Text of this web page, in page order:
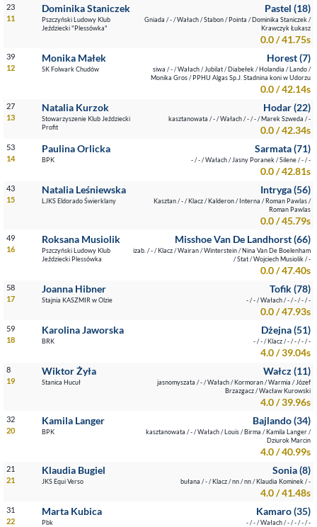
23
11
Dominika Staniczek
Pszczyński Ludowy Klub
Jeździecki "Plessówka"
Pastel (18)
Gniada / - / Wałach / Stabon / Pointa / Dominika Staniczek /
Krawczyk Łukasz
0.0 / 41.75s
39
12
Monika Małek
SK Folwark Chudów
Horest (7)
siwa / - / Wałach / Jubilat / Diabełek / Holandia / Lando /
Monika Gros / PPHU Algas Sp.J. Stadnina koni w Udorzu
0.0 / 42.14s
27
13
Natalia Kurzok
Stowarzyszenie Klub Jeździecki
Profit
Hodar (22)
kasztanowata / - / Wałach / - / - / Marek Szweda / -
0.0 / 42.34s
53
14
Paulina Orlicka
BPK
Sarmata (71)
- / - / Wałach / Jasny Poranek / Silene / - / -
0.0 / 42.81s
43
15
Natalia Leśniewska
LJKS Eldorado Świerklany
Intryga (56)
Kasztan / - / Klacz / Kalderon / Interna / Roman Pawlas /
Roman Pawlas
0.0 / 45.79s
49
16
Roksana Musiolik
Pszczyński Ludowy Klub
Jeździecki Plessówka
Misshoe Van De Landhorst (66)
izab. / - / Klacz / Wairan / Winterstein / Nina Van De Boelenham
/ Stat / Wojciech Musiolik / -
0.0 / 47.40s
58
17
Joanna Hibner
Stajnia KASZMIR w Olzie
Tofik (78)
- / - / Wałach / - / - / - / -
0.0 / 47.93s
59
18
Karolina Jaworska
BRK
Dżejna (51)
- / - / Klacz / - / - / - / -
4.0 / 39.04s
8
19
Wiktor Żyła
Stanica Hucuł
Wałcz (11)
jasnomyszata / - / Wałach / Kormoran / Warmia / Józef
Brzazgacz / Wacław Kurowski
4.0 / 39.96s
32
20
Kamila Langer
BPK
Bajlando (34)
kasztanowata / - / Wałach / Louis / Birma / Kamila Langer /
Dziurok Marcin
4.0 / 40.99s
21
21
Klaudia Bugiel
JKS Equi Verso
Sonia (8)
bułana / - / Klacz / nn / nn / Klaudia Kominek / -
4.0 / 41.48s
31
22
Marta Kubica
Pbk
Kamaro (35)
- / - / Wałach / - / - / - / -